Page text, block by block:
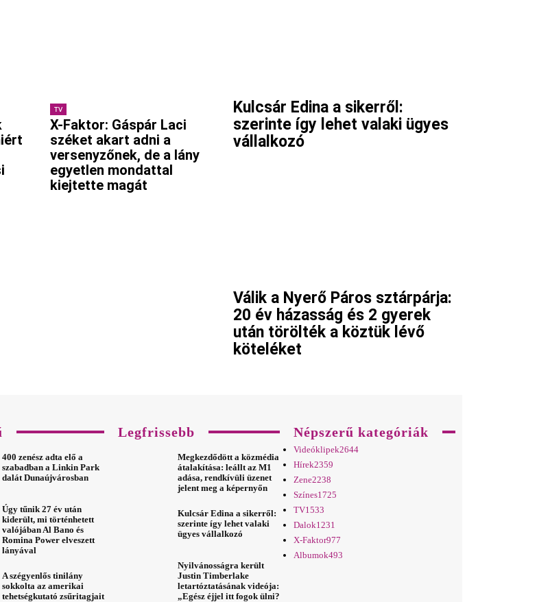
TV
X-Faktor: Gáspár Laci
széket akart adni a
versenyzőnek, de a lány
egyetlen mondattal
kiejtette magát
Kulcsár Edina a sikerről:
szerinte így lehet valaki ügyes
vállalkozó
Válik a Nyerő Páros sztárpárja:
20 év házasság és 2 gyerek
után törölték a köztük lévő
köteléket
400 zenész adta elő a
szabadban a Linkin Park
dalát Dunaújvárosban
Úgy tűnik 27 év után
kiderült, mi történhetett
valójában Al Bano és
Romina Power elveszett
lányával
A szégyenlős tinilány
sokkolta az amerikai
tehetségkutató zsűritagjait
Legfrissebb
Megkezdődött a közmédia
átalakítása: leállt az M1
adása, rendkívüli üzenet
jelent meg a képernyőn
Kulcsár Edina a sikerről:
szerinte így lehet valaki
ügyes vállalkozó
Nyilvánosságra került
Justin Timberlake
letartóztatásának videója:
„Egész éjjel itt fogok ülni?
Népszerű kategóriák
Videóklipek2644
Hírek2359
Zene2238
Színes1725
TV1533
Dalok1231
X-Faktor977
Albumok493